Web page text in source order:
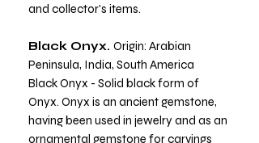
and collector's items.
Black Onyx. Origin: Arabian
Peninsula, India, South America
Black Onyx - Solid black form of
Onyx. Onyx is an ancient gemstone,
having been used in jewelry and as an
ornamental gemstone for carvings